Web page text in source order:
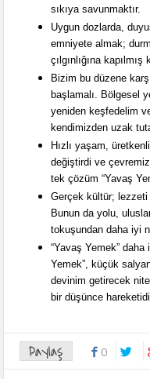
sıkıya savunmaktır.
Uygun dozlarda,
emniyete almak;
çılgınlığına
Bizim bu düzene
başlamalı. Bölgesel
yeniden keşfedelim
kendimizden uzak
Hızlı yaşam,
değiştirdi ve
tek çözüm “Yavaş
Gerçek kültür;
Bunun da yolu,
tokuşundan daha iyi
“Yavaş Yemek”
Yemek”, küçük
devinim getirecek
bir düşünce
Paylaş 0